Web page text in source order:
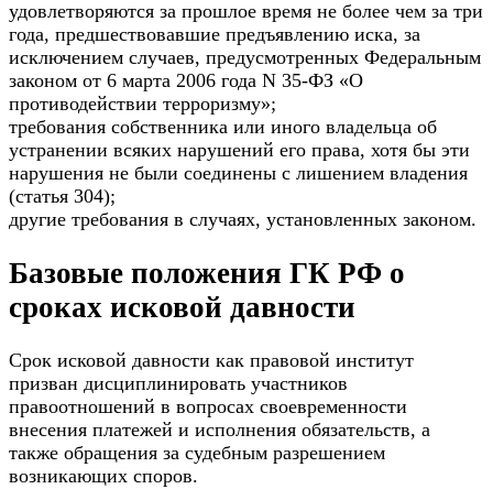
удовлетворяются за прошлое время не более чем за три
года, предшествовавшие предъявлению иска, за
исключением случаев, предусмотренных Федеральным
законом от 6 марта 2006 года N 35-ФЗ «О
противодействии терроризму»;
требования собственника или иного владельца об
устранении всяких нарушений его права, хотя бы эти
нарушения не были соединены с лишением владения
(статья 304);
другие требования в случаях, установленных законом.
Базовые положения ГК РФ о
сроках исковой давности
Срок исковой давности как правовой институт
призван дисциплинировать участников
правоотношений в вопросах своевременности
внесения платежей и исполнения обязательств, а
также обращения за судебным разрешением
возникающих споров.